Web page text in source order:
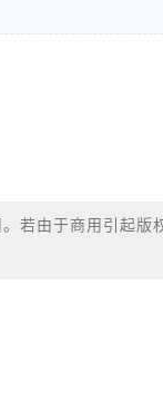
若由于商用引起版